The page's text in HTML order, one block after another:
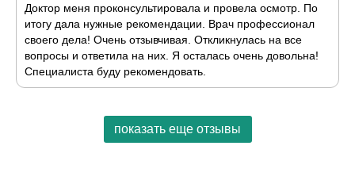
Доктор меня проконсультировала и провела осмотр. По
итогу дала нужные рекомендации. Врач профессионал
своего дела! Очень отзывчивая. Откликнулась на все
вопросы и ответила на них. Я осталась очень довольна!
Специалиста буду рекомендовать.
показать еще отзывы